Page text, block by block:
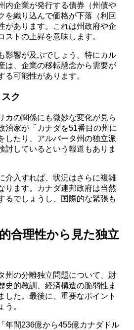
内企業が発行する債券（州債や
を織り込んで価格が下落（利回
があります。これは州政府や企
ストの上昇を意味します。
影響が及ぶでしょう。特にカル
は、企業の移転懸念から需要が
る可能性があります。
ク
カの関係にも微妙な変化が見ら
治家が「カナダを51番目の州に
したり、アルバータ州の独立派
討しているという報道もありま
介入すれば、状況はさらに複雑
ります。カナダ連邦政府は当然
るでしょうし、国際的な緊張も
合理性から見た独立
州の分離独立問題について、財
史的教訓、経済構造の脆弱性ま
した。最後に、重要なポイント
う。
年間236億から455億カナダドル